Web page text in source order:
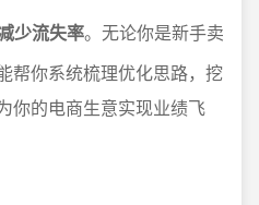
少流失率。无论你是新手卖
帮你系统梳理优化思路，挖
你的电商生意实现业绩飞